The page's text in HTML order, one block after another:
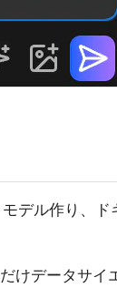
デル作り、
けデータサイ